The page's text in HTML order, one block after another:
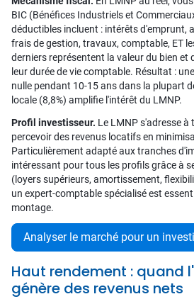
BIC (Bénéfices Industriels et
déductibles incluent : intérêts d'emprunt,
frais de gestion, travaux, comptable, ET
derniers représentent la valeur du bien et
leur durée de vie comptable. Résultat :
nulle pendant 10-15 ans dans la plupart
locale (8,8%) amplifie l'intérêt du LMNP.
Profil investisseur. Le LMNP s'adresse à
percevoir des revenus locatifs en
Particulièrement adapté aux tranches
intéressant pour tous les profils grâce à
(loyers supérieurs, amortissement,
un expert-comptable spécialisé est
montage.
Analyser le marché pour un
Haut rendement : quand
génère des revenus nets